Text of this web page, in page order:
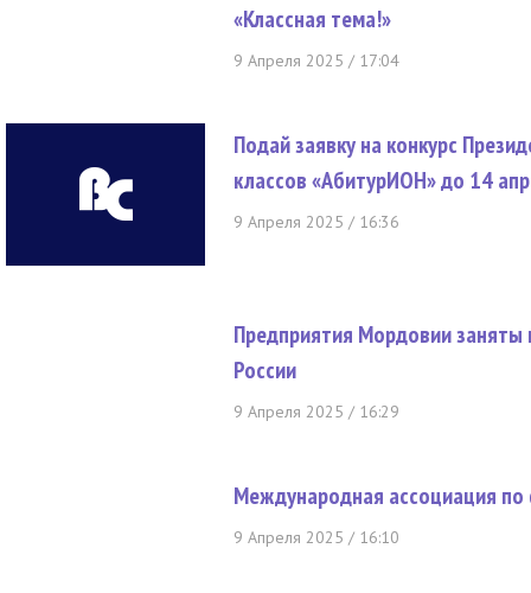
«Классная тема!»
9 Апреля 2025 / 17:04
Подай заявку на конкурс
классов «АбитурИОН» до 14
9 Апреля 2025 / 16:36
Предприятия Мордовии заняты
России
9 Апреля 2025 / 16:29
Международная ассоциация по
9 Апреля 2025 / 16:10